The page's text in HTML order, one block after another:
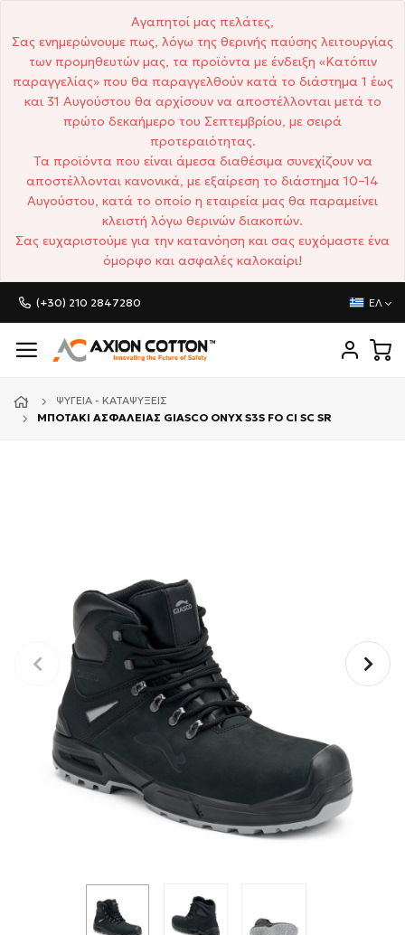
Αγαπητοί μας πελάτες,
Σας ενημερώνουμε πως, λόγω της θερινής παύσης λειτουργίας
των προμηθευτών μας, τα προϊόντα με ένδειξη «Κατόπιν
παραγγελίας» που θα παραγγελθούν κατά το διάστημα 1 έως
και 31 Αυγούστου θα αρχίσουν να αποστέλλονται μετά το
πρώτο δεκαήμερο του Σεπτεμβρίου, με σειρά
προτεραιότητας.
Τα προϊόντα που είναι άμεσα διαθέσιμα συνεχίζουν να
αποστέλλονται κανονικά, με εξαίρεση το διάστημα 10–14
Αυγούστου, κατά το οποίο η εταιρεία μας θα παραμείνει
κλειστή λόγω θερινών διακοπών.
Σας ευχαριστούμε για την κατανόηση και σας ευχόμαστε ένα
όμορφο και ασφαλές καλοκαίρι!
(+30) 210 2847280 ΕΛ
ΨΥΓΕΊΑ - ΚΑΤΑΨΎΞΕΙΣ
ΜΠΟΤΑΚΙ ΑΣΦΑΛΕΙΑΣ GIASCO ONYX S3S FO CI SC SR